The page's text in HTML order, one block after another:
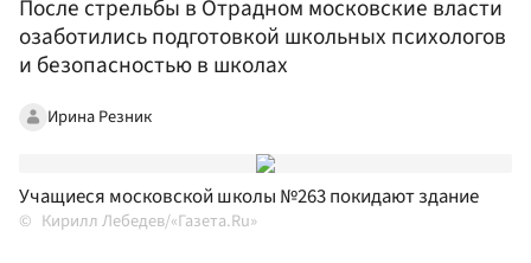
После стрельбы в Отрадном московские власти
озаботились подготовкой школьных психологов
и безопасностью в школах
Ирина Резник
Учащиеся московской школы №263 покидают здание
Кирилл Лебедев/«Газета.Ru»